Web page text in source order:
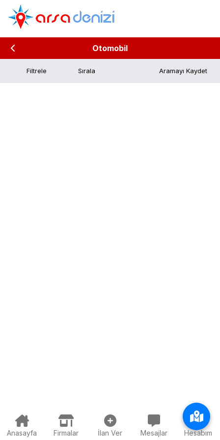
Otomobil
Filtrele Aramayı Kaydet
Anasayfa Firmalar İlan Ver Mesajlar Hesabım